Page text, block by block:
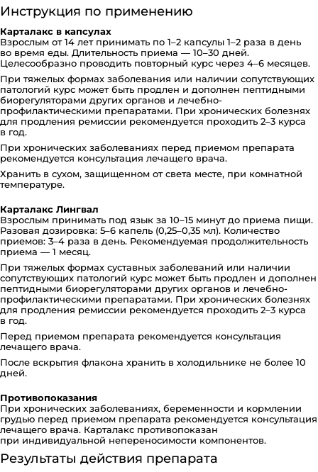
Инструкция по применению
Карталакс в капсулах
Взрослым от 14 лет принимать по 1–2 капсулы 1–2 раза в день
во время еды. Длительность приема — 10–30 дней.
Целесообразно проводить повторный курс через 4–6 месяцев.
При тяжелых формах заболевания или наличии сопутствующих
патологий курс может быть продлен и дополнен пептидными
биорегуляторами других органов и лечебно-
профилактическими препаратами. При хронических болезнях
для продления ремиссии рекомендуется проходить 2–3 курса
в год.
При хронических заболеваниях перед приемом препарата
рекомендуется консультация лечащего врача.
Хранить в сухом, защищенном от света месте, при комнатной
температуре.
Карталакс Лингвал
Взрослым принимать под язык за 10–15 минут до приема пищи.
Разовая дозировка: 5–6 капель (0,25–0,35 мл). Количество
приемов: 3–4 раза в день. Рекомендуемая продолжительность
приема — 1 месяц.
При тяжелых формах суставных заболеваний или наличии
сопутствующих патологий курс может быть продлен и дополнен
пептидными биорегуляторами других органов и лечебно-
профилактическими препаратами. При хронических болезнях
для продления ремиссии рекомендуется проходить 2–3 курса
в год.
Перед приемом препарата рекомендуется консультация
лечащего врача.
После вскрытия флакона хранить в холодильнике не более 10
дней.
Противопоказания
При хронических заболеваниях, беременности и кормлении
грудью перед приемом препарата рекомендуется консультация
лечащего врача. Карталакс противопоказан
при индивидуальной непереносимости компонентов.
Результаты действия препарата